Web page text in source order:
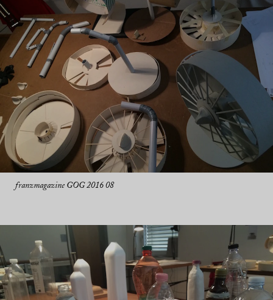
franzmagazine GOG 2016 08